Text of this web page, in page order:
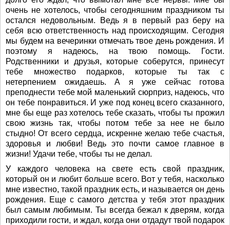
очень не хотелось, чтобы сегодняшним праздником ты
остался недовольным. Ведь я в первый раз беру на
себя всю ответственность над происходящим. Сегодня
мы будем на вечеринки отмечать твое день рождения. И
поэтому я надеюсь, на твою помощь. Гости.
Родственники и друзья, которые соберутся, принесут
тебе множество подарков, которые ты так с
нетерпением ожидаешь. А я уже сейчас готова
преподнести тебе мой маленький сюрприз, надеюсь, что
он тебе понравиться. И уже под конец всего сказанного,
мне бы еще раз хотелось тебе сказать, чтобы ты прожил
свою жизнь так, чтобы потом тебе за нее не было
стыдно! От всего сердца, искренне желаю тебе счастья,
здоровья и любви! Ведь это почти самое главное в
жизни! Удачи тебе, чтобы ты не делал.
У каждого человека на свете есть свой праздник,
который он и любит больше всего. Вот у тебя, насколько
мне известно, такой праздник есть, и называется он день
рождения. Еще с самого детства у тебя этот праздник
был самым любимым. Ты всегда бежал к дверям, когда
приходили гости, и ждал, когда они отдадут твой подарок